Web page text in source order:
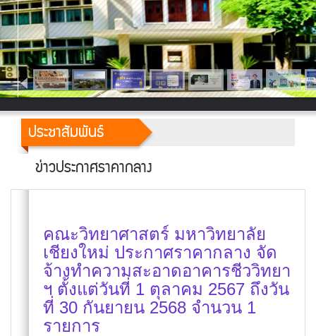
ประชาสัมพันธ์
ข่าวประกาศราคากลาง
คณะวิทยาศาสตร์ มหาวิทยาลัย
เชียงใหม่ ประกาศราคากลาง จัด
จ้างทำความสะอาดอาคารชีววิทยา
ฯ ตั้งแต่วันที่ 1 ตุลาคม 2567 ถึงวัน
ที่ 30 กันยายน 2568 จำนวน 1
รายการ